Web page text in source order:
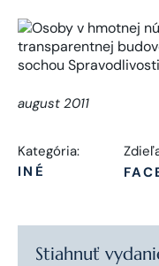
august 2011
Kategória:
INÉ
Stiahnuť